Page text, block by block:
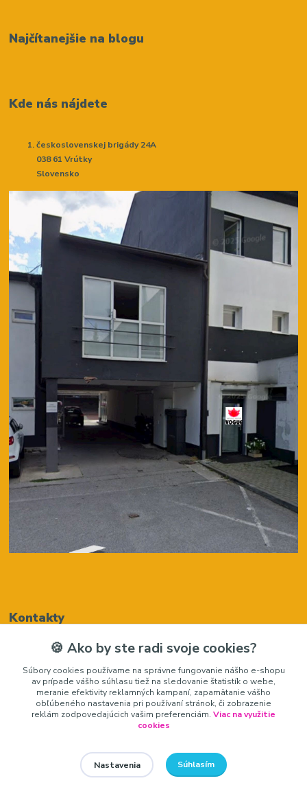
Najčítanejšie na blogu
Kde nás nájdete
československej brigády 24A
038 61 Vrútky
Slovensko
Kontakty
+421948050205
(Po-Pia, 8-16 hod.)
zariadeniedosalonu@gmail.com
🍪 Ako by ste radi svoje cookies?
Súbory cookies používame na správne fungovanie nášho e-shopu
av prípade vášho súhlasu tiež na sledovanie štatistík o webe,
meranie efektivity reklamných kampaní, zapamätanie vášho
obľúbeného nastavenia pri používaní stránok, či zobrazenie
reklám zodpovedajúcich vašim preferenciám. Viac na využitie
cookies
Nastavenia Súhlasím